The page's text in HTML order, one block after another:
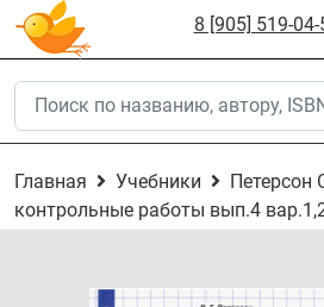
8 [905] 519-04-
Главная Учебники
Петерсон
контрольные работы вып.4